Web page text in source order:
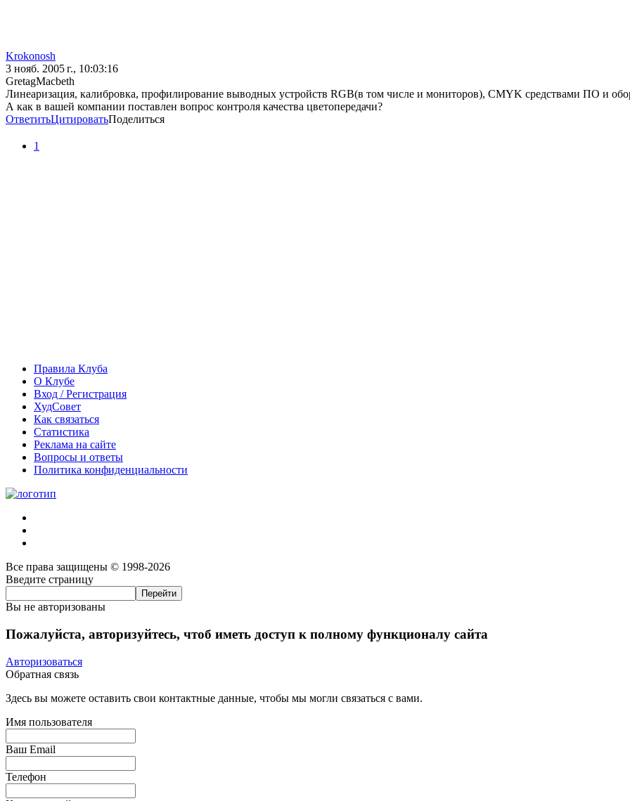
Krokonosh
3 нояб. 2005 г., 10:03:16
GretagMacbeth
Линеаризация, калибровка, профилирование выводных устройств RGB(в том числе и мониторов), CMYK средствами ПО и
А как в вашей компании поставлен вопрос контроля качества цветопередачи?
ОтветитьЦитироватьПоделиться
1
Правила Клуба
О Клубе
Вход / Регистрация
ХудСовет
Как связаться
Статистика
Реклама на сайте
Вопросы и ответы
Политика конфиденциальности
Все права защищены © 1998-2026
Введите страницу
Вы не авторизованы
Пожалуйста, авторизуйтесь, чтоб иметь доступ к полному функционалу сайта
Авторизоваться
Обратная связь
Здесь вы можете оставить свои контактные данные, чтобы мы могли связаться с вами.
Имя пользователя
Ваш Email
Телефон